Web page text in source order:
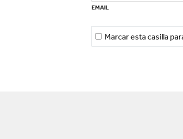
EMAIL
Marcar esta casilla